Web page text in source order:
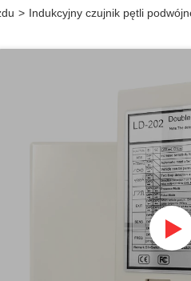
> Indukcyjny czujnik pętli